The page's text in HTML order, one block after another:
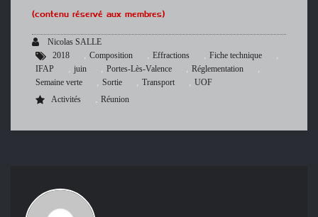
(contenu réservé aux membres)
Nicolas SALLE
2018
, Composition , Effractions , Fiche technique ,
IFAP , juin , Portes-Lès-Valence , Réglementation ,
Semaine verte , Sortie , Transport , UOF
Activités
, Réunion